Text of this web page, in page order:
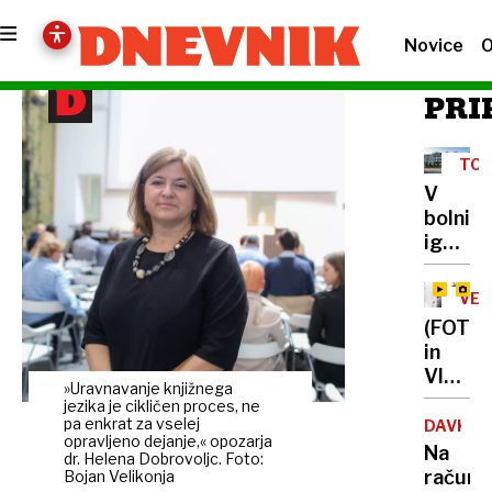
Novice
»Uravnavanje knjižnega
jezika je cikličen proces, ne
pa enkrat za vselej
opravljeno dejanje,« opozarja
dr. Helena Dobrovoljc. Foto:
Bojan Velikonja
V
v
nogah,
zbudil
se je
hrom
(FOTO
in
VIDEO)
Ogenj
uničil
DAVKI
Na